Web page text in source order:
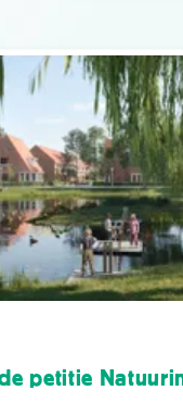
petitie